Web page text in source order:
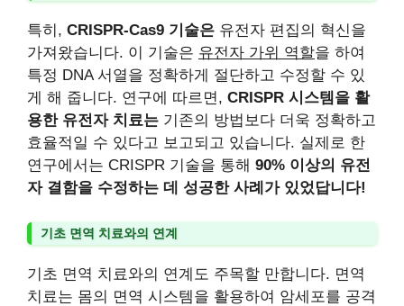
특히, CRISPR-Cas9 기술은 유전자 편집의 혁신을
가져왔습니다. 이 기술은 유전자 가위 역할을 하여
특정 DNA 서열을 정확하게 절단하고 수정할 수 있
게 해 줍니다. 연구에 따르면, CRISPR 시스템을 활
용한 유전자 치료는 기존의 방법보다 더욱 정확하고
효율적일 수 있다고 보고되고 있습니다. 실제로 한
연구에서는 CRISPR 기술을 통해 90% 이상의 유전
자 결함을 수정하는 데 성공한 사례가 있었답니다!
기초 면역 치료와의 연계
기초 면역 치료와의 연계도 주목할 만합니다. 면역
치료는 몸의 면역 시스템을 활용하여 암세포를 공격